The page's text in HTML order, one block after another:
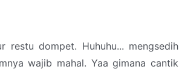
restu dompet. Huhuhu... mengsedih
wajib mahal. Yaa gimana cantik